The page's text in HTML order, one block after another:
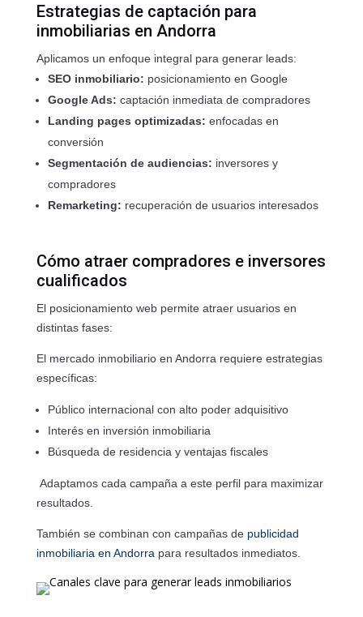
Estrategias de captación para
inmobiliarias en Andorra
Aplicamos un enfoque integral para generar leads:
SEO inmobiliario: posicionamiento en Google
Google Ads: captación inmediata de compradores
Landing pages optimizadas: enfocadas en
conversión
Segmentación de audiencias: inversores y
compradores
Remarketing: recuperación de usuarios interesados
Cómo atraer compradores e inversores
cualificados
El posicionamiento web permite atraer usuarios en
distintas fases:
El mercado inmobiliario en Andorra requiere estrategias
específicas:
Público internacional con alto poder adquisitivo
Interés en inversión inmobiliaria
Búsqueda de residencia y ventajas fiscales
Adaptamos cada campaña a este perfil para maximizar
resultados.
También se combinan con campañas de publicidad
inmobiliaria en Andorra para resultados inmediatos.